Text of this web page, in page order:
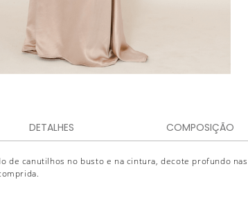
DETALHES COMPOSIÇÃO
de canutilhos no busto e na cintura, decote profundo nas